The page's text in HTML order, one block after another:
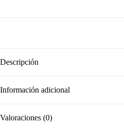
Descripción
Información adicional
Valoraciones (0)